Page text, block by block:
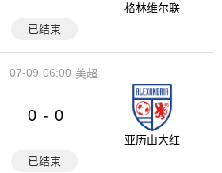
格林维尔联
已结束
06:00
07-09 美超
0 - 0
亚历山大红
已结束